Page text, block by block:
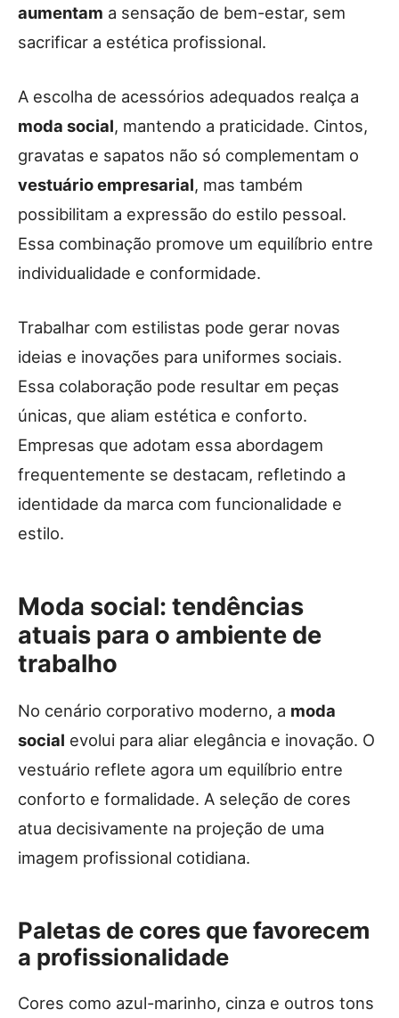
aumentam a sensação de bem-estar, sem
sacrificar a estética profissional.
A escolha de acessórios adequados realça a
moda social, mantendo a praticidade. Cintos,
gravatas e sapatos não só complementam o
vestuário empresarial, mas também
possibilitam a expressão do estilo pessoal.
Essa combinação promove um equilíbrio entre
individualidade e conformidade.
Trabalhar com estilistas pode gerar novas
ideias e inovações para uniformes sociais.
Essa colaboração pode resultar em peças
únicas, que aliam estética e conforto.
Empresas que adotam essa abordagem
frequentemente se destacam, refletindo a
identidade da marca com funcionalidade e
estilo.
Moda social: tendências
atuais para o ambiente de
trabalho
No cenário corporativo moderno, a moda
social evolui para aliar elegância e inovação. O
vestuário reflete agora um equilíbrio entre
conforto e formalidade. A seleção de cores
atua decisivamente na projeção de uma
imagem profissional cotidiana.
Paletas de cores que favorecem
a profissionalidade
Cores como azul-marinho, cinza e outros tons